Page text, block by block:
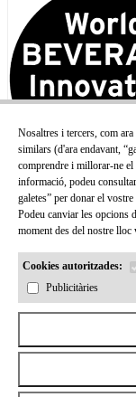
Nosaltres i tercers, com
similars (d'ara endavant,
comprendre i millorar-ne
informació, podeu
galetes” per donar el
Podeu canviar les opcions
moment des del nostre lloc
Cookies autoritzades:
Publicitàries